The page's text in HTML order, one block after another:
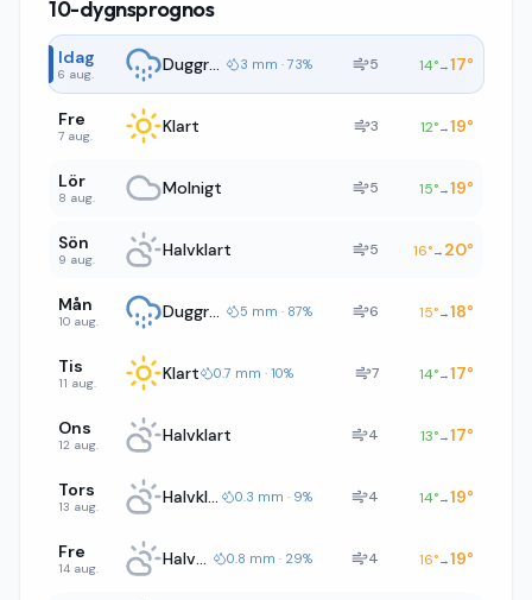
10-dygnsprognos
Idag
6 aug. Duggregn 3 mm · 73% 5 14°→17°
Fre
7 aug. Klart 3 12°→19°
Lör
8 aug. Molnigt 5 15°→19°
Sön
9 aug. Halvklart 5 16°→ 20°
Mån
10 aug. Duggregn 5 mm · 87% 6 15°→18°
Tis
11 aug. Klart 0.7 mm · 10% 7 14°→17°
Ons
12 aug. Halvklart 4 13°→17°
Tors
13 aug. Halvklart 0.3 mm · 9% 4 14°→19°
Fre
14 aug. Halvklart 0.8 mm · 29% 4 16°→19°